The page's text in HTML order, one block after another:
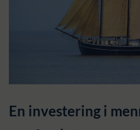
En investering i